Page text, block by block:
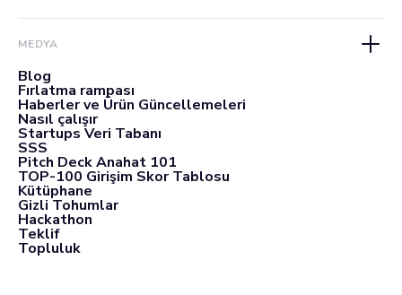
MEDYA
Blog
Fırlatma rampası
Haberler ve Ürün Güncellemeleri
Nasıl çalışır
Startups Veri Tabanı
SSS
Pitch Deck Anahat 101
TOP-100 Girişim Skor Tablosu
Kütüphane
Gizli Tohumlar
Hackathon
Teklif
Topluluk